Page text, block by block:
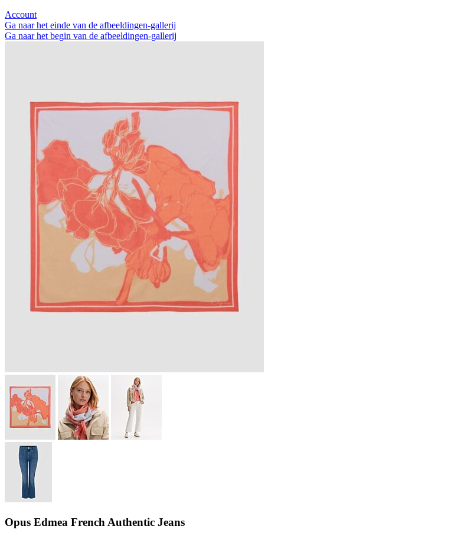
Account
Ga naar het einde van de afbeeldingen-gallerij
Ga naar het begin van de afbeeldingen-gallerij
Opus Edmea French Authentic Jeans